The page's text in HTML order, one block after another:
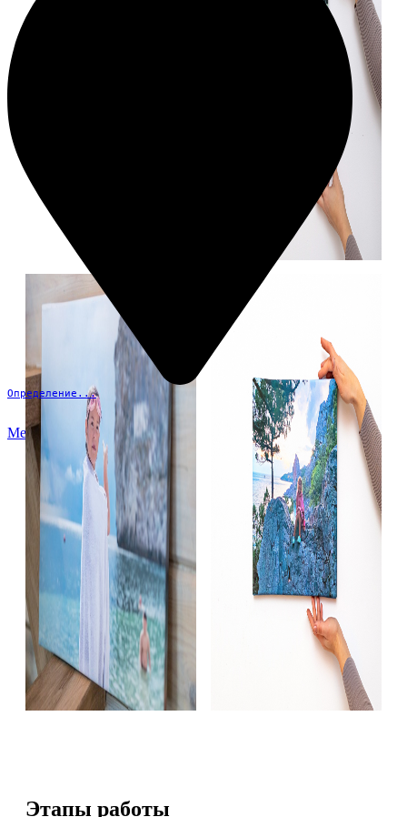
Определение...
Меню
Этапы работы